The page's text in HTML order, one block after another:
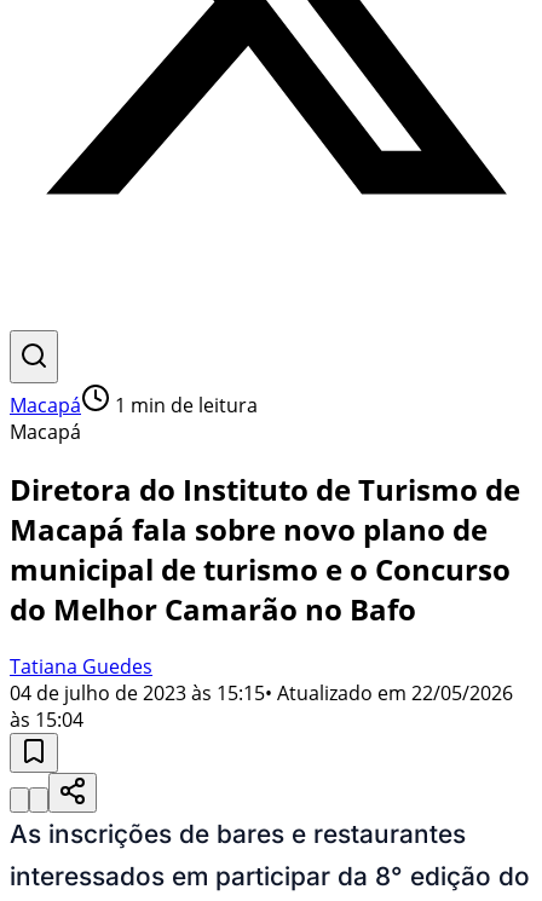
Macapá 1 min de leitura
Macapá
Diretora do Instituto de Turismo de
Macapá fala sobre novo plano de
municipal de turismo e o Concurso
do Melhor Camarão no Bafo
Tatiana Guedes
04 de julho de 2023 às 15:15• Atualizado em 22/05/2026
às 15:04
As inscrições de bares e restaurantes
interessados em participar da 8° edição do